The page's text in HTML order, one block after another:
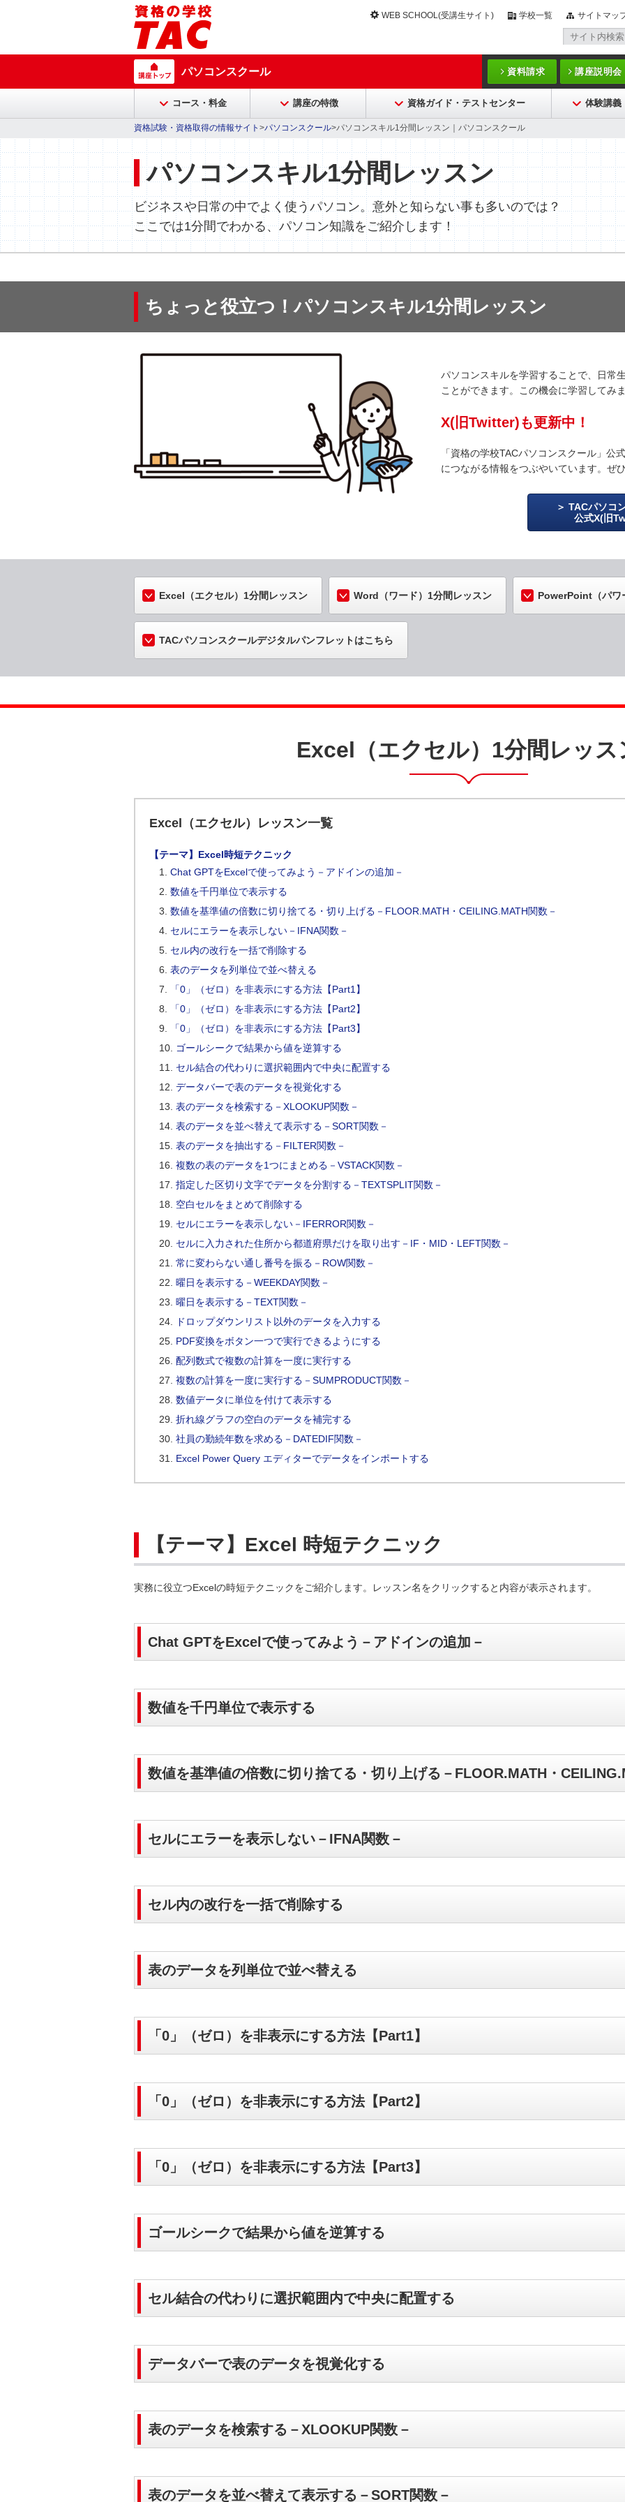
WEB SCHOOL(受講生サイト) 学校一覧 サイトマッ
パソコンスクール 資料請求 講座説明会
コース・料金 講座の特徴 資格ガイド・テストセンター 体験講義
資格試験・資格取得の情報サイト >パソコンスクール>パソコンスキル1分間レッスン｜パソコンスクール
パソコンスキル1分間レッスン
ビジネスや日常の中でよく使うパソコン。意外と知らない事も多いのでは？
ここでは1分間でわかる、パソコン知識をご紹介します！
ちょっと役立つ！パソコンスキル1分間レッスン
パソコンスキルを学習することで、日常
ことができます。この機会に学習してみ
X(旧Twitter)も更新中！
「資格の学校TACパソコンスクール」
につながる情報をつぶやいています。ぜ
TACパソコ
公式X(旧
Excel（エクセル）1分間レッスン Word（ワード）1分間レッスン PowerPoint（パワ
TACパソコンスクールデジタルパンフレットはこちら
Excel（エクセル）1分間レッス
Excel（エクセル）レッスン一覧
【テーマ】Excel時短テクニック
Chat GPTをExcelで使ってみよう－アドインの追加－
数値を千円単位で表示する
数値を基準値の倍数に切り捨てる・切り上げる－FLOOR.MATH・CEILING.MATH関数－
セルにエラーを表示しない－IFNA関数－
セル内の改行を一括で削除する
表のデータを列単位で並べ替える
「0」（ゼロ）を非表示にする方法【Part1】
「0」（ゼロ）を非表示にする方法【Part2】
「0」（ゼロ）を非表示にする方法【Part3】
ゴールシークで結果から値を逆算する
セル結合の代わりに選択範囲内で中央に配置する
データバーで表のデータを視覚化する
表のデータを検索する－XLOOKUP関数－
表のデータを並べ替えて表示する－SORT関数－
表のデータを抽出する－FILTER関数－
複数の表のデータを1つにまとめる－VSTACK関数－
指定した区切り文字でデータを分割する－TEXTSPLIT関数－
空白セルをまとめて削除する
セルにエラーを表示しない－IFERROR関数－
セルに入力された住所から都道府県だけを取り出す－IF・MID・LEFT関数－
常に変わらない通し番号を振る－ROW関数－
曜日を表示する－WEEKDAY関数－
曜日を表示する－TEXT関数－
ドロップダウンリスト以外のデータを入力する
PDF変換をボタン一つで実行できるようにする
配列数式で複数の計算を一度に実行する
複数の計算を一度に実行する－SUMPRODUCT関数－
数値データに単位を付けて表示する
折れ線グラフの空白のデータを補完する
社員の勤続年数を求める－DATEDIF関数－
Excel Power Query エディターでデータをインポートする
【テーマ】Excel 時短テクニック
実務に役立つExcelの時短テクニックをご紹介します。レッスン名をクリックすると内容が表示されます。
Chat GPTをExcelで使ってみよう－アドインの追加－
数値を千円単位で表示する
数値を基準値の倍数に切り捨てる・切り上げる－FLOOR.MATH・
セルにエラーを表示しない－IFNA関数－
セル内の改行を一括で削除する
表のデータを列単位で並べ替える
「0」（ゼロ）を非表示にする方法【Part1】
「0」（ゼロ）を非表示にする方法【Part2】
「0」（ゼロ）を非表示にする方法【Part3】
ゴールシークで結果から値を逆算する
セル結合の代わりに選択範囲内で中央に配置する
データバーで表のデータを視覚化する
表のデータを検索する－XLOOKUP関数－
表のデータを並べ替えて表示する－SORT関数－